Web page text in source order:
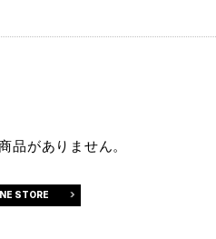
品がありません。
STORE